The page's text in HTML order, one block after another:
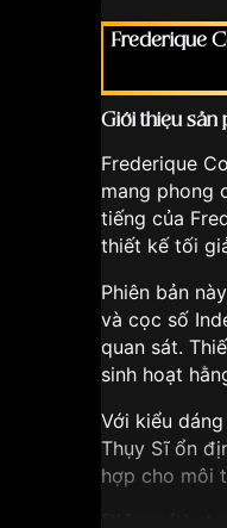
Frederique
Giới thiệu sản
Frederique
mang phong
tiếng của
thiết kế tối
Phiên bản
và cọc số
quan sát.
sinh hoạt
Với kiểu
Thụy Sĩ ổn
hợp cho môi